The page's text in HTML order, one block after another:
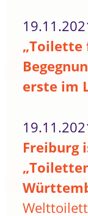
„Toilette
erste im
Freiburg